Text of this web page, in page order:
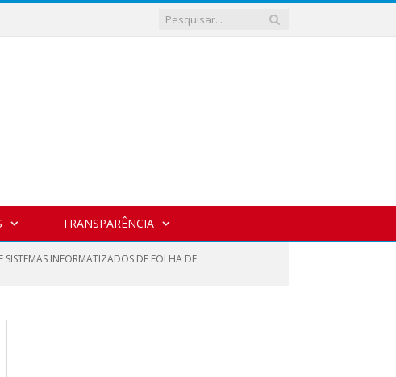
TRANSPARÊNCIA
INFORMATIZADOS DE FOLHA DE